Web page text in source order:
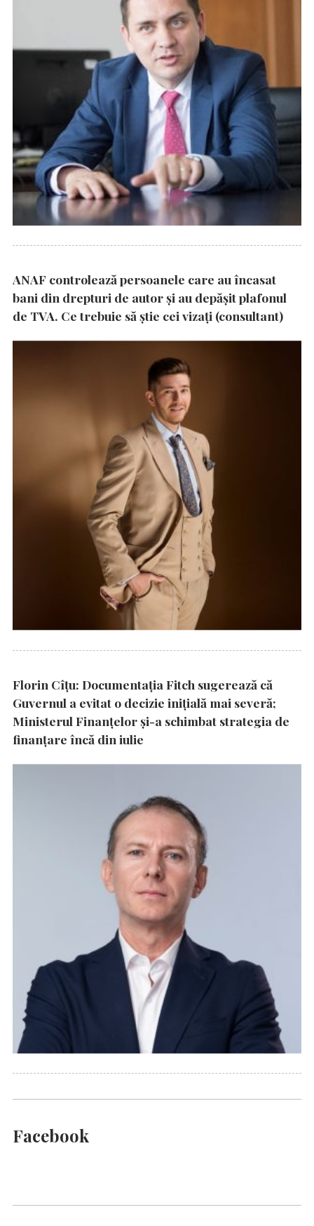
ANAF controlează persoanele care au încasat
bani din drepturi de autor și au depășit plafonul
de TVA. Ce trebuie să știe cei vizați (consultant)
Florin Cîțu: Documentația Fitch sugerează că
Guvernul a evitat o decizie inițială mai severă;
Ministerul Finanțelor și-a schimbat strategia de
finanțare încă din iulie
Facebook